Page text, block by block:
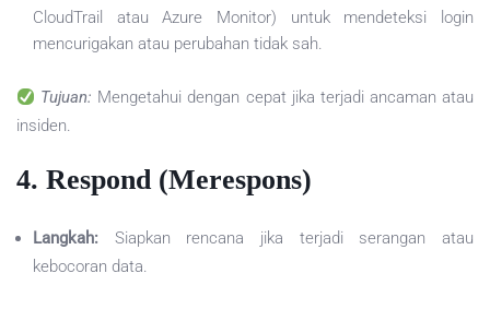
CloudTrail atau Azure Monitor) untuk mendeteksi login
mencurigakan atau perubahan tidak sah.
Tujuan: Mengetahui dengan cepat jika terjadi ancaman atau
insiden.
4. Respond (Merespons)
Langkah: Siapkan rencana jika terjadi serangan atau
kebocoran data.